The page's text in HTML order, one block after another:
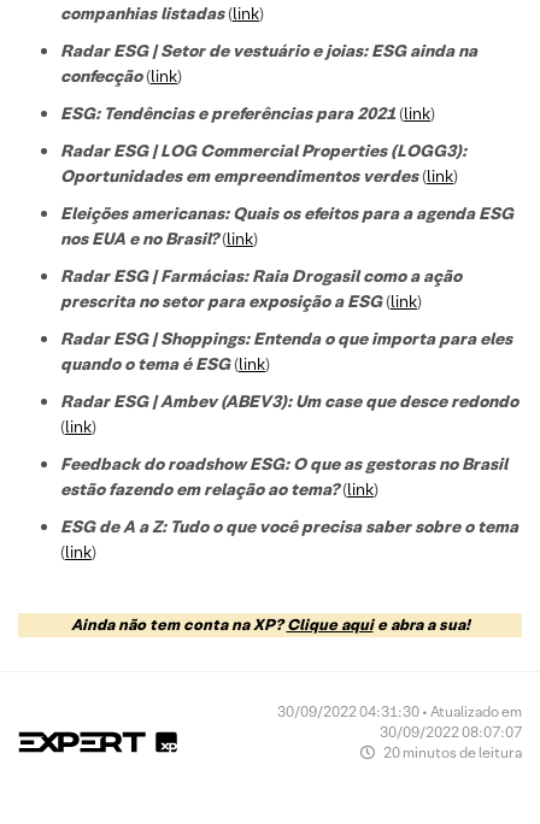
companhias listadas(link)
Radar ESG | Setor de vestuário e joias: ESG ainda na
confecção(link)
ESG: Tendências e preferências para 2021(link)
Radar ESG | LOG Commercial Properties (LOGG3):
Oportunidades em empreendimentos verdes(link)
Eleições americanas: Quais os efeitos para a agenda ESG
nos EUA e no Brasil?(link)
Radar ESG | Farmácias: Raia Drogasil como a ação
prescrita no setor para exposição a ESG(link)
Radar ESG | Shoppings: Entenda o que importa para eles
quando o tema é ESG(link)
Radar ESG | Ambev (ABEV3): Um case que desce redondo
(link)
Feedback do roadshow ESG: O que as gestoras no Brasil
estão fazendo em relação ao tema?(link)
ESG de A a Z: Tudo o que você precisa saber sobre o tema
(link)
Ainda não tem conta na XP?Clique aquie abra a sua!
30/09/2022 04:31:30 • Atualizado em
30/09/2022 08:07:07
20 minutos de leitura